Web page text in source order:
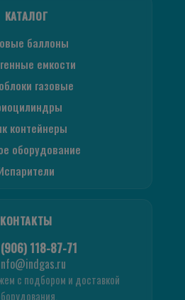
КАТАЛОГ
баллоны
емкости
газовые
контейнеры
оборудование
КОНТАКТЫ
118-87-71
с подбором и доставкой